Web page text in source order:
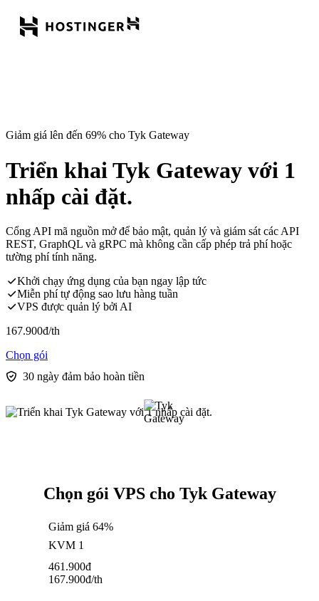
Giảm giá lên đến 69% cho Tyk Gateway
Triển khai Tyk Gateway với 1
nhấp cài đặt.
Cổng API mã nguồn mở để bảo mật, quản lý và giám sát các API
REST, GraphQL và gRPC mà không cần cấp phép trả phí hoặc
tường phí tính năng.
Khởi chạy ứng dụng của bạn ngay lập tức
Miễn phí tự động sao lưu hàng tuần
VPS được quản lý bởi AI
167.900đ/th
Chọn gói
30 ngày đảm bảo hoàn tiền
Chọn gói VPS cho Tyk Gateway
Giảm giá 64%
KVM 1
461.900đ
167.900đ/th